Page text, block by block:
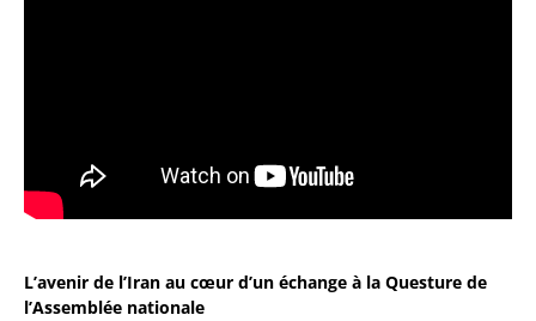
L’avenir de l’Iran au cœur d’un échange à la Questure de
l’Assemblée nationale